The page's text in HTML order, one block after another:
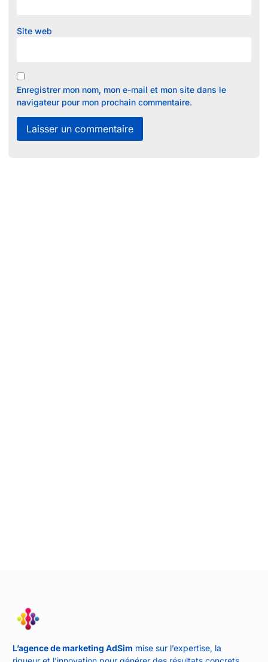
Site web
Enregistrer mon nom, mon e-mail et mon site dans le
navigateur pour mon prochain commentaire.
L’agence de marketing AdSim mise sur l’expertise, la